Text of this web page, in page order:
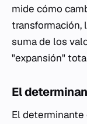
mide cómo
transformación,
suma de los
"expansión"
El
El